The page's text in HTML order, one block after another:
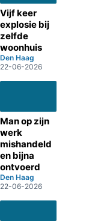
Vijf keer
explosie bij
zelfde
woonhuis
Den Haag
22-06-2026
Man op zijn
werk
mishandeld
en bijna
ontvoerd
Den Haag
22-06-2026